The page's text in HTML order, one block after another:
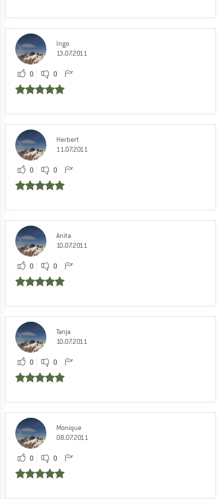
Ingo
13.07.2011
0 0
Herbert
11.07.2011
0 0
Anita
10.07.2011
0 0
Tanja
10.07.2011
0 0
Monique
08.07.2011
0 0